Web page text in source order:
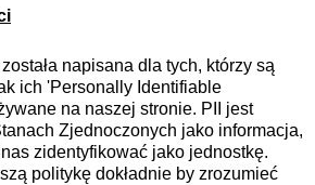
napisana dla tych, którzy są
ich 'Personally Identifiable
na naszej stronie. PII jest
Zjednoczonych jako informacja,
zidentyfikować jako jednostkę.
politykę dokładnie by zrozumieć